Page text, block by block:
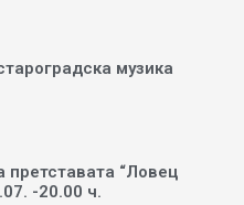
музика
претставата “Ловец
-20.00 ч.